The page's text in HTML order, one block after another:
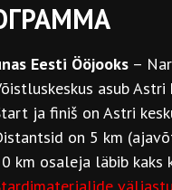
Eesti Ööjooks –
asub
ja finiš on Astri
on 5 km
km osaleja läbib kaks